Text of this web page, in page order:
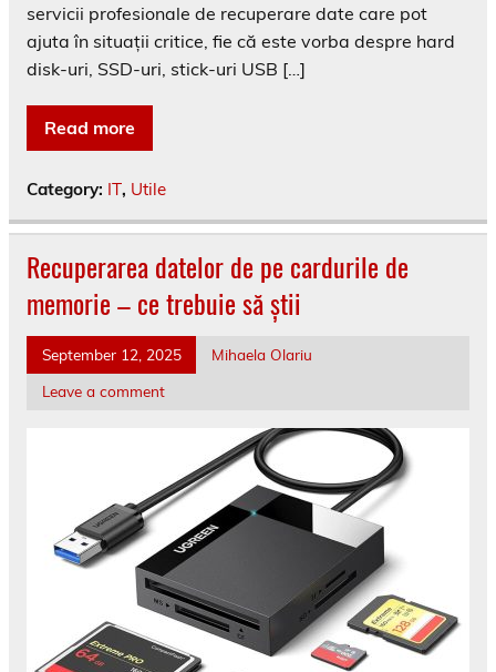
servicii profesionale de recuperare date care pot
ajuta în situații critice, fie că este vorba despre hard
disk-uri, SSD-uri, stick-uri USB […]
Read more
Category: IT, Utile
Recuperarea datelor de pe cardurile de
memorie – ce trebuie să știi
September 12, 2025
Mihaela Olariu
Leave a comment